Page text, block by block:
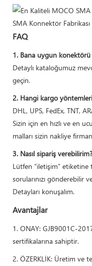
FAQ
1. Bana uygun konektörü
Detaylı kataloğumuz
geçin.
2. Hangi kargo
DHL, UPS, FedEx, TNT,
Sizin için en hızlı ve en
malları sizin nakliye
3. Nasıl sipariş verebilirim?
Lütfen “iletişim” etiketine
sorularınızı gönderebilir
Detayları konuşalım.
Avantajlar
1. ONAY: GJB9001C-
sertifikalarına sahiptir.
2. ÖZERKLİK: Üretim ve